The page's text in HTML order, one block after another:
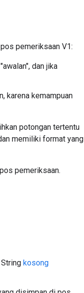
pemeriksaan V1:
dan jika
karena kemampuan
potongan tertentu
memiliki format yang
pemeriksaan.
kosong